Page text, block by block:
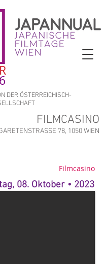
DER ÖSTERREICHISCH-
FILMCASINO
78, 1050 WIEN
Filmcasino
08. Oktober • 2023